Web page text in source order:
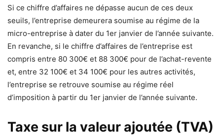
Si ce chiffre d’affaires ne dépasse aucun de ces deux
seuils, l’entreprise demeurera soumise au régime de la
micro-entreprise à dater du 1er janvier de l’année suivante.
En revanche, si le chiffre d’affaires de l’entreprise est
compris entre 80 300€ et 88 300€ pour de l’achat-revente
et, entre 32 100€ et 34 100€ pour les autres activités,
l’entreprise se retrouve soumise au régime réel
d’imposition à partir du 1er janvier de l’année suivante.
Taxe sur la valeur ajoutée (TVA)